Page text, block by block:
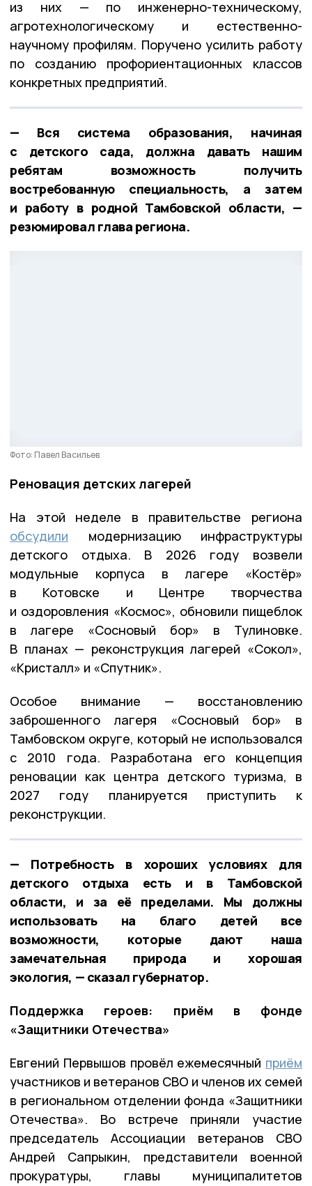
из них — по инженерно-техническому,
агротехнологическому и естественно-
научному профилям. Поручено усилить работу
по созданию профориентационных классов
конкретных предприятий.
— Вся система образования, начиная
с детского сада, должна давать нашим
ребятам возможность получить
востребованную специальность, а затем
и работу в родной Тамбовской области, —
резюмировал глава региона.
Фото: Павел Васильев
Реновация детских лагерей
На этой неделе в правительстве региона
обсудили модернизацию инфраструктуры
детского отдыха. В 2026 году возвели
модульные корпуса в лагере «Костёр»
в Котовске и Центре творчества
и оздоровления «Космос», обновили пищеблок
в лагере «Сосновый бор» в Тулиновке.
В планах — реконструкция лагерей «Сокол»,
«Кристалл» и «Спутник».
Особое внимание — восстановлению
заброшенного лагеря «Сосновый бор» в
Тамбовском округе, который не использовался
с 2010 года. Разработана его концепция
реновации как центра детского туризма, в
2027 году планируется приступить к
реконструкции.
— Потребность в хороших условиях для
детского отдыха есть и в Тамбовской
области, и за её пределами. Мы должны
использовать на благо детей все
возможности, которые дают наша
замечательная природа и хорошая
экология, — сказал губернатор.
Поддержка героев: приём в фонде
«Защитники Отечества»
Евгений Первышов провёл ежемесячный приём
участников и ветеранов СВО и членов их семей
в региональном отделении фонда «Защитники
Отечества». Во встрече приняли участие
председатель Ассоциации ветеранов СВО
Андрей Сапрыкин, представители военной
прокуратуры, главы муниципалитетов